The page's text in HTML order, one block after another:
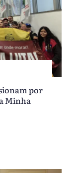
por
Minha